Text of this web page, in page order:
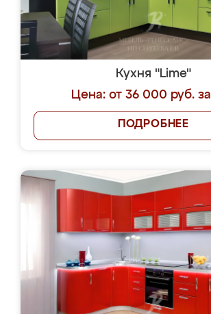
Кухня "Lime"
Цена: от 36 000 руб.
ПОДРОБНЕЕ